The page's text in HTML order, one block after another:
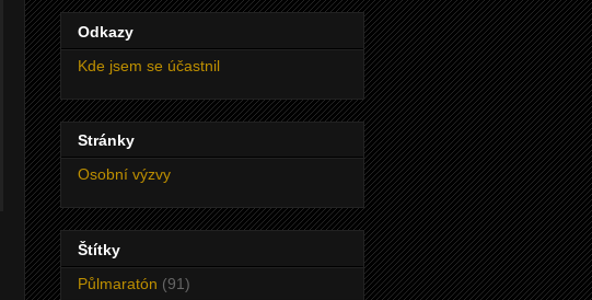
Odkazy
Kde jsem se účastnil
Stránky
Osobní výzvy
Štítky
Půlmaratón (91)